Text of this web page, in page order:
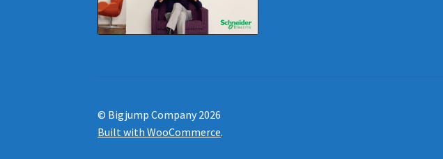
© Bigjump Company 2026
Built with WooCommerce.